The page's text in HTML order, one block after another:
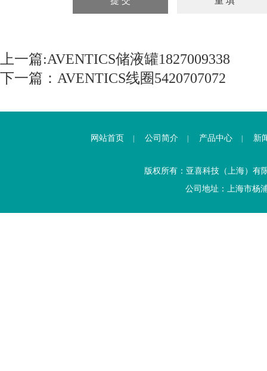
上一篇:AVENTICS储液罐1827009338
下一篇： AVENTICS线圈5420707072
网站首页 公司简介 产品中心 新
版权所有：亚喜科技（上海）
公司地址：上海市杨